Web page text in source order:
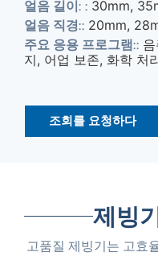
얼음 길이: : 30mm,
얼음 직경:: 20mm,
주요 응용 프로그램::
지, 어업 보존, 화학 처
조회를 요청하다
제빙
고품질 제빙기는 고효